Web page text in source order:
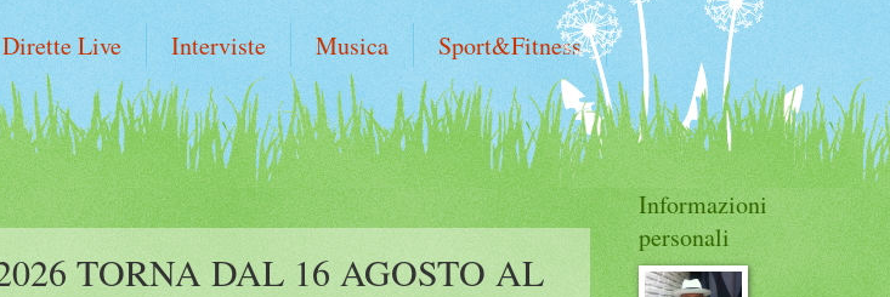
Dirette Live Interviste Musica Sport&Fitness
TORNA DAL 16 AGOSTO AL
Informazioni
personali